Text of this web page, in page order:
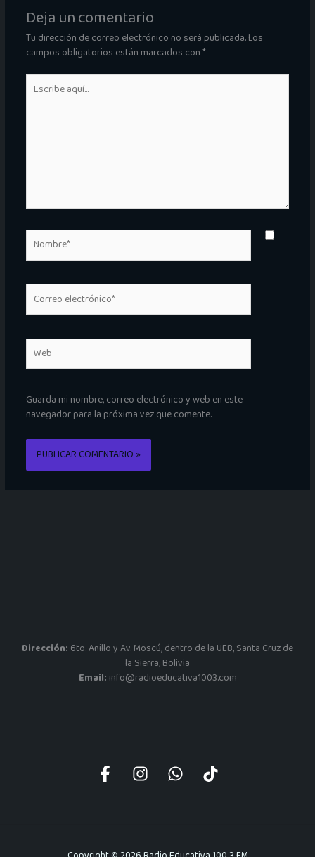
Deja un comentario
Tu dirección de correo electrónico no será publicada.Los
campos obligatorios están marcados con*
aquí...
electrónico*
Guarda mi nombre, correo electrónico y web en este
navegador para la próxima vez que comente.
Dirección: 6to. Anillo y Av. Moscú, dentro de la UEB, Santa Cruz de
la Sierra, Bolivia
Email:info@radioeducativa1003.com